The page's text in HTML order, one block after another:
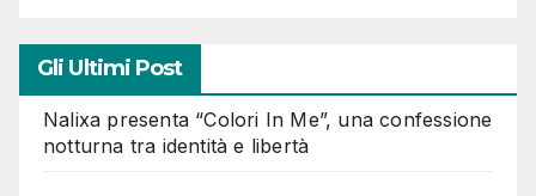
Gli Ultimi Post
Nalixa presenta “Colori In Me”, una confessione
notturna tra identità e libertà